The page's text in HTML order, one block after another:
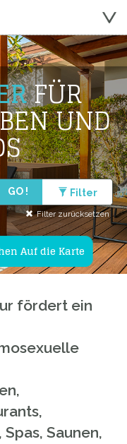
Auf die Karte
FÜR
UND
GO ! Filter
Filter zurücksetzen
fördert ein
Saunen,